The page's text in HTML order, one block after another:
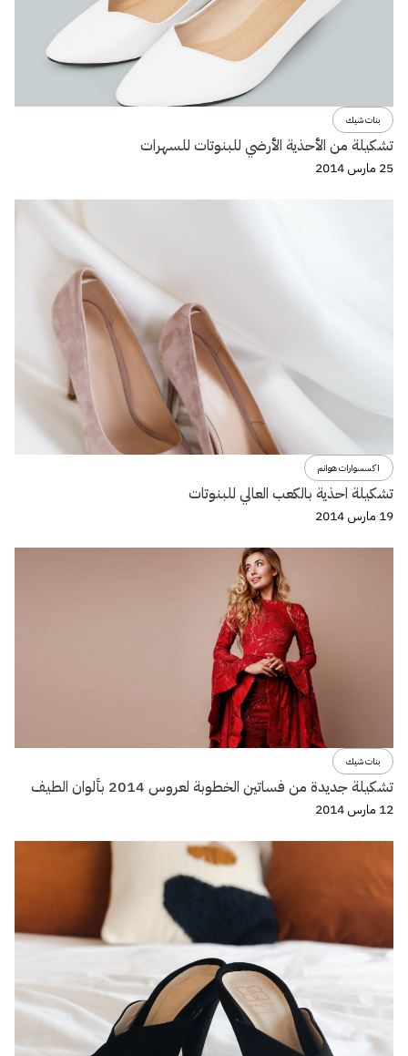
بنات شيك
تشكيلة من الأحذية الأرضي للبنوتات للسهرات
25 مارس 2014
اكسسوارات هوانم
تشكيلة احذية بالكعب العالي للبنوتات
19 مارس 2014
بنات شيك
تشكيلة جديدة من فساتين الخطوبة لعروس 2014 بألوان الطيف
12 مارس 2014